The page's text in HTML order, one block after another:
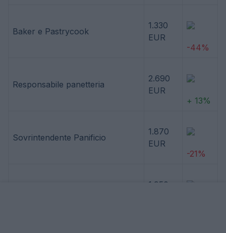
Baker e Pastrycook
1.330
EUR
-44%
Responsabile panetteria
2.690
EUR
+ 13%
Sovrintendente Panificio
1.870
EUR
-21%
1.950